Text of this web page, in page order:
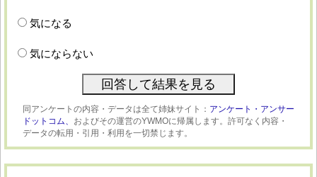
気になる
気にならない
同アンケートの内容・データは全て姉妹サイト： アンケート・アンサー
ドットコム、 およびその運営のYWMOに帰属します。許可なく内容・
データの転用・引用・利用を一切禁じます。